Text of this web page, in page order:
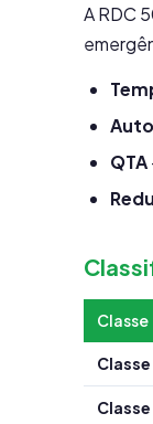
A RDC
QTA
Classe
Classe